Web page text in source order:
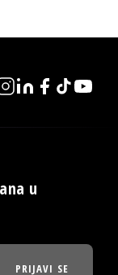
u
PRIJAVI SE